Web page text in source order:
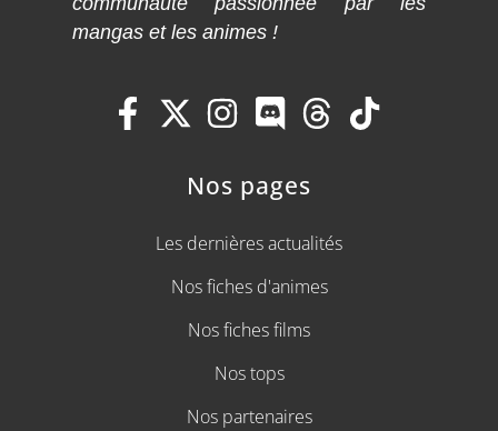
mangas et les animes !
Nos pages
Les dernières actualités
Nos fiches d'animes
Nos fiches films
Nos tops
Nos partenaires